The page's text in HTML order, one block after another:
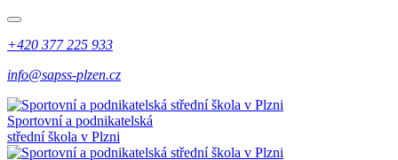
+420 377 225 933
info@sapss-plzen.cz
Sportovní a podnikatelská
střední škola v Plzni